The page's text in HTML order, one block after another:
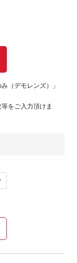
（デモレンズ）」
をご入力頂けま